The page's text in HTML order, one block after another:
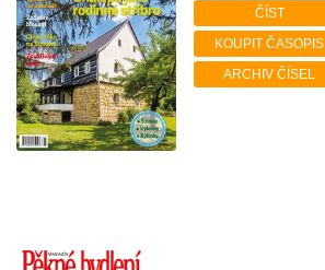
ČÍST
KOUPIT ČASOPIS
ARCHIV ČÍSEL